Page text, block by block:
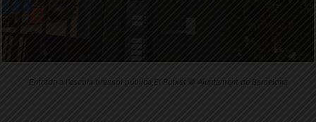
Entrada a l'escola bressol pública El Putxet © Ajuntament de Barcelona